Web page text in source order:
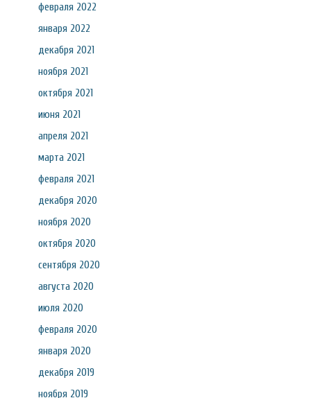
февраля 2022
января 2022
декабря 2021
ноября 2021
октября 2021
июня 2021
апреля 2021
марта 2021
февраля 2021
декабря 2020
ноября 2020
октября 2020
сентября 2020
августа 2020
июля 2020
февраля 2020
января 2020
декабря 2019
ноября 2019